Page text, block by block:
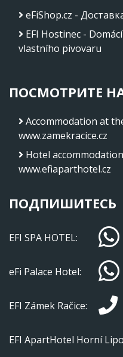
eFiShop.cz -
EFI Hostinec -
vlastního pivovaru
ПОСМОТРИТЕ
Accommodation at
www.zamekracice.cz
Hotel
www.efiaparthotel.cz
ПОДПИШИТЕСЬ
EFI SPA HOTEL:
eFi Palace Hotel:
EFI Zámek Račice:
EFI ApartHotel Horní